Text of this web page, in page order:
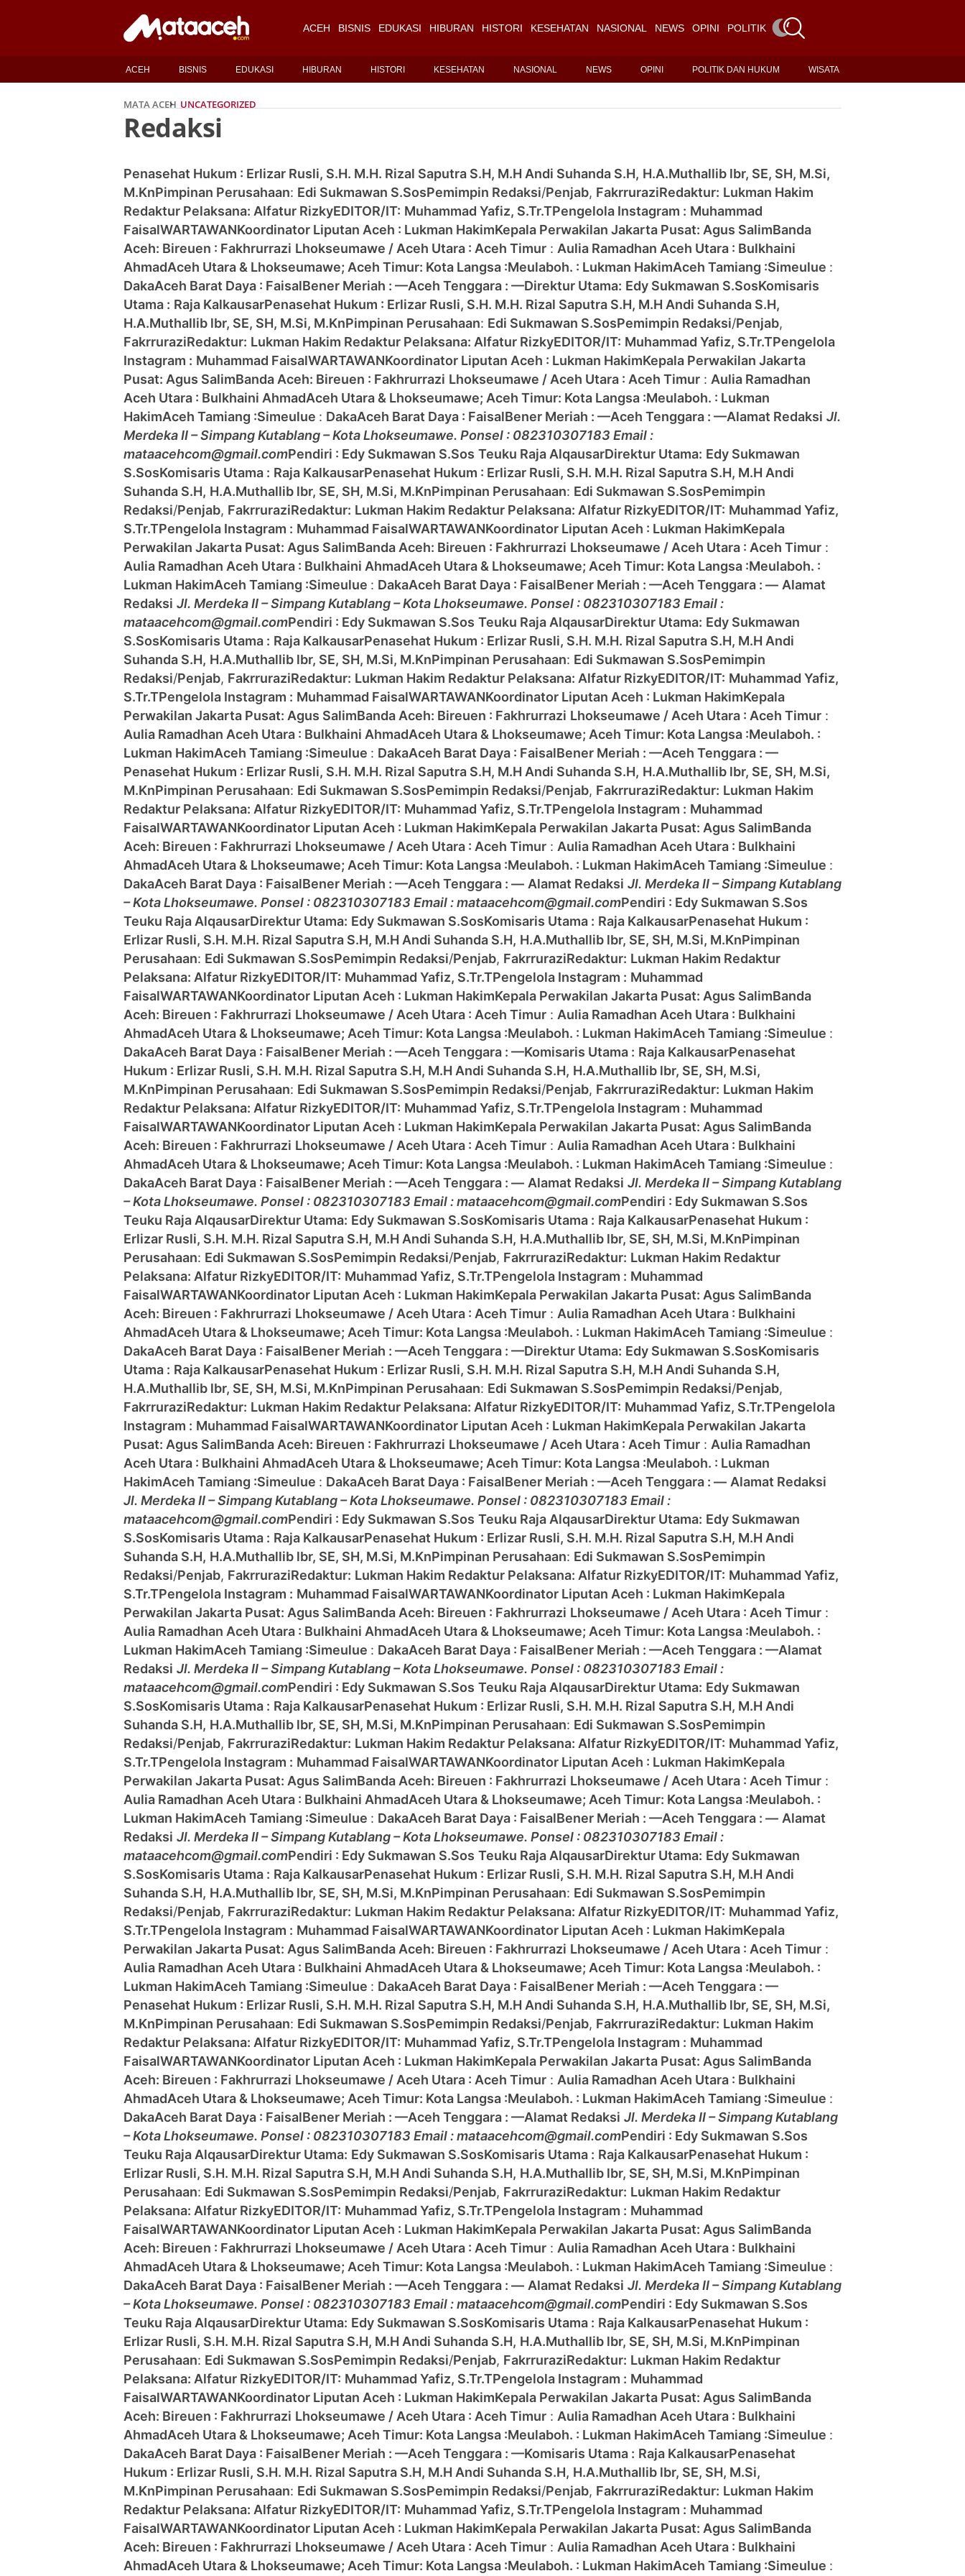
ACEH BISNIS EDUKASI HIBURAN HISTORI KESEHATAN NASIONAL NEWS OPINI POLITIK DAN HUKUM
ACEH BISNIS EDUKASI HIBURAN HISTORI KESEHATAN NASIONAL NEWS OPINI POLITIK DAN HUKUM WISATA
MATA ACEH UNCATEGORIZED
Redaksi
Penasehat Hukum : Erlizar Rusli, S.H. M.H. Rizal Saputra S.H, M.H Andi Suhanda S.H, H.A.Muthallib lbr, SE, SH, M.Si,
M.KnPimpinan Perusahaan: Edi Sukmawan S.SosPemimpin Redaksi/Penjab, FakrruraziRedaktur: Lukman Hakim
Redaktur Pelaksana: Alfatur RizkyEDITOR/IT: Muhammad Yafiz, S.Tr.TPengelola Instagram : Muhammad
FaisalWARTAWANKoordinator Liputan Aceh : Lukman HakimKepala Perwakilan Jakarta Pusat: Agus SalimBanda
Aceh: Bireuen : Fakhrurrazi Lhokseumawe / Aceh Utara : Aceh Timur : Aulia Ramadhan Aceh Utara : Bulkhaini
AhmadAceh Utara & Lhokseumawe; Aceh Timur: Kota Langsa :Meulaboh. : Lukman HakimAceh Tamiang :Simeulue :
DakaAceh Barat Daya : FaisalBener Meriah : —Aceh Tenggara : —Direktur Utama: Edy Sukmawan S.SosKomisaris
Utama : Raja KalkausarPenasehat Hukum : Erlizar Rusli, S.H. M.H. Rizal Saputra S.H, M.H Andi Suhanda S.H,
H.A.Muthallib lbr, SE, SH, M.Si, M.KnPimpinan Perusahaan: Edi Sukmawan S.SosPemimpin Redaksi/Penjab,
FakrruraziRedaktur: Lukman Hakim Redaktur Pelaksana: Alfatur RizkyEDITOR/IT: Muhammad Yafiz, S.Tr.TPengelola
Instagram : Muhammad FaisalWARTAWANKoordinator Liputan Aceh : Lukman HakimKepala Perwakilan Jakarta
Pusat: Agus SalimBanda Aceh: Bireuen : Fakhrurrazi Lhokseumawe / Aceh Utara : Aceh Timur : Aulia Ramadhan
Aceh Utara : Bulkhaini AhmadAceh Utara & Lhokseumawe; Aceh Timur: Kota Langsa :Meulaboh. : Lukman
HakimAceh Tamiang :Simeulue : DakaAceh Barat Daya : FaisalBener Meriah : —Aceh Tenggara : —Alamat Redaksi Jl.
Merdeka II – Simpang Kutablang – Kota Lhokseumawe. Ponsel : 082310307183 Email :
mataacehcom@gmail.comPendiri : Edy Sukmawan S.Sos Teuku Raja AlqausarDirektur Utama: Edy Sukmawan
S.SosKomisaris Utama : Raja KalkausarPenasehat Hukum : Erlizar Rusli, S.H. M.H. Rizal Saputra S.H, M.H Andi
Suhanda S.H, H.A.Muthallib lbr, SE, SH, M.Si, M.KnPimpinan Perusahaan: Edi Sukmawan S.SosPemimpin
Redaksi/Penjab, FakrruraziRedaktur: Lukman Hakim Redaktur Pelaksana: Alfatur RizkyEDITOR/IT: Muhammad Yafiz,
S.Tr.TPengelola Instagram : Muhammad FaisalWARTAWANKoordinator Liputan Aceh : Lukman HakimKepala
Perwakilan Jakarta Pusat: Agus SalimBanda Aceh: Bireuen : Fakhrurrazi Lhokseumawe / Aceh Utara : Aceh Timur :
Aulia Ramadhan Aceh Utara : Bulkhaini AhmadAceh Utara & Lhokseumawe; Aceh Timur: Kota Langsa :Meulaboh. :
Lukman HakimAceh Tamiang :Simeulue : DakaAceh Barat Daya : FaisalBener Meriah : —Aceh Tenggara : — Alamat
Redaksi Jl. Merdeka II – Simpang Kutablang – Kota Lhokseumawe. Ponsel : 082310307183 Email :
mataacehcom@gmail.comPendiri : Edy Sukmawan S.Sos Teuku Raja AlqausarDirektur Utama: Edy Sukmawan
S.SosKomisaris Utama : Raja KalkausarPenasehat Hukum : Erlizar Rusli, S.H. M.H. Rizal Saputra S.H, M.H Andi
Suhanda S.H, H.A.Muthallib lbr, SE, SH, M.Si, M.KnPimpinan Perusahaan: Edi Sukmawan S.SosPemimpin
Redaksi/Penjab, FakrruraziRedaktur: Lukman Hakim Redaktur Pelaksana: Alfatur RizkyEDITOR/IT: Muhammad Yafiz,
S.Tr.TPengelola Instagram : Muhammad FaisalWARTAWANKoordinator Liputan Aceh : Lukman HakimKepala
Perwakilan Jakarta Pusat: Agus SalimBanda Aceh: Bireuen : Fakhrurrazi Lhokseumawe / Aceh Utara : Aceh Timur :
Aulia Ramadhan Aceh Utara : Bulkhaini AhmadAceh Utara & Lhokseumawe; Aceh Timur: Kota Langsa :Meulaboh. :
Lukman HakimAceh Tamiang :Simeulue : DakaAceh Barat Daya : FaisalBener Meriah : —Aceh Tenggara : —
Penasehat Hukum : Erlizar Rusli, S.H. M.H. Rizal Saputra S.H, M.H Andi Suhanda S.H, H.A.Muthallib lbr, SE, SH, M.Si,
M.KnPimpinan Perusahaan: Edi Sukmawan S.SosPemimpin Redaksi/Penjab, FakrruraziRedaktur: Lukman Hakim
Redaktur Pelaksana: Alfatur RizkyEDITOR/IT: Muhammad Yafiz, S.Tr.TPengelola Instagram : Muhammad
FaisalWARTAWANKoordinator Liputan Aceh : Lukman HakimKepala Perwakilan Jakarta Pusat: Agus SalimBanda
Aceh: Bireuen : Fakhrurrazi Lhokseumawe / Aceh Utara : Aceh Timur : Aulia Ramadhan Aceh Utara : Bulkhaini
AhmadAceh Utara & Lhokseumawe; Aceh Timur: Kota Langsa :Meulaboh. : Lukman HakimAceh Tamiang :Simeulue :
DakaAceh Barat Daya : FaisalBener Meriah : —Aceh Tenggara : — Alamat Redaksi Jl. Merdeka II – Simpang Kutablang
– Kota Lhokseumawe. Ponsel : 082310307183 Email : mataacehcom@gmail.comPendiri : Edy Sukmawan S.Sos
Teuku Raja AlqausarDirektur Utama: Edy Sukmawan S.SosKomisaris Utama : Raja KalkausarPenasehat Hukum :
Erlizar Rusli, S.H. M.H. Rizal Saputra S.H, M.H Andi Suhanda S.H, H.A.Muthallib lbr, SE, SH, M.Si, M.KnPimpinan
Perusahaan: Edi Sukmawan S.SosPemimpin Redaksi/Penjab, FakrruraziRedaktur: Lukman Hakim Redaktur
Pelaksana: Alfatur RizkyEDITOR/IT: Muhammad Yafiz, S.Tr.TPengelola Instagram : Muhammad
FaisalWARTAWANKoordinator Liputan Aceh : Lukman HakimKepala Perwakilan Jakarta Pusat: Agus SalimBanda
Aceh: Bireuen : Fakhrurrazi Lhokseumawe / Aceh Utara : Aceh Timur : Aulia Ramadhan Aceh Utara : Bulkhaini
AhmadAceh Utara & Lhokseumawe; Aceh Timur: Kota Langsa :Meulaboh. : Lukman HakimAceh Tamiang :Simeulue :
DakaAceh Barat Daya : FaisalBener Meriah : —Aceh Tenggara : —Komisaris Utama : Raja KalkausarPenasehat
Hukum : Erlizar Rusli, S.H. M.H. Rizal Saputra S.H, M.H Andi Suhanda S.H, H.A.Muthallib lbr, SE, SH, M.Si,
M.KnPimpinan Perusahaan: Edi Sukmawan S.SosPemimpin Redaksi/Penjab, FakrruraziRedaktur: Lukman Hakim
Redaktur Pelaksana: Alfatur RizkyEDITOR/IT: Muhammad Yafiz, S.Tr.TPengelola Instagram : Muhammad
FaisalWARTAWANKoordinator Liputan Aceh : Lukman HakimKepala Perwakilan Jakarta Pusat: Agus SalimBanda
Aceh: Bireuen : Fakhrurrazi Lhokseumawe / Aceh Utara : Aceh Timur : Aulia Ramadhan Aceh Utara : Bulkhaini
AhmadAceh Utara & Lhokseumawe; Aceh Timur: Kota Langsa :Meulaboh. : Lukman HakimAceh Tamiang :Simeulue :
DakaAceh Barat Daya : FaisalBener Meriah : —Aceh Tenggara : — Alamat Redaksi Jl. Merdeka II – Simpang Kutablang
– Kota Lhokseumawe. Ponsel : 082310307183 Email : mataacehcom@gmail.comPendiri : Edy Sukmawan S.Sos
Teuku Raja AlqausarDirektur Utama: Edy Sukmawan S.SosKomisaris Utama : Raja KalkausarPenasehat Hukum :
Erlizar Rusli, S.H. M.H. Rizal Saputra S.H, M.H Andi Suhanda S.H, H.A.Muthallib lbr, SE, SH, M.Si, M.KnPimpinan
Perusahaan: Edi Sukmawan S.SosPemimpin Redaksi/Penjab, FakrruraziRedaktur: Lukman Hakim Redaktur
Pelaksana: Alfatur RizkyEDITOR/IT: Muhammad Yafiz, S.Tr.TPengelola Instagram : Muhammad
FaisalWARTAWANKoordinator Liputan Aceh : Lukman HakimKepala Perwakilan Jakarta Pusat: Agus SalimBanda
Aceh: Bireuen : Fakhrurrazi Lhokseumawe / Aceh Utara : Aceh Timur : Aulia Ramadhan Aceh Utara : Bulkhaini
AhmadAceh Utara & Lhokseumawe; Aceh Timur: Kota Langsa :Meulaboh. : Lukman HakimAceh Tamiang :Simeulue :
DakaAceh Barat Daya : FaisalBener Meriah : —Aceh Tenggara : —Direktur Utama: Edy Sukmawan S.SosKomisaris
Utama : Raja KalkausarPenasehat Hukum : Erlizar Rusli, S.H. M.H. Rizal Saputra S.H, M.H Andi Suhanda S.H,
H.A.Muthallib lbr, SE, SH, M.Si, M.KnPimpinan Perusahaan: Edi Sukmawan S.SosPemimpin Redaksi/Penjab,
FakrruraziRedaktur: Lukman Hakim Redaktur Pelaksana: Alfatur RizkyEDITOR/IT: Muhammad Yafiz, S.Tr.TPengelola
Instagram : Muhammad FaisalWARTAWANKoordinator Liputan Aceh : Lukman HakimKepala Perwakilan Jakarta
Pusat: Agus SalimBanda Aceh: Bireuen : Fakhrurrazi Lhokseumawe / Aceh Utara : Aceh Timur : Aulia Ramadhan
Aceh Utara : Bulkhaini AhmadAceh Utara & Lhokseumawe; Aceh Timur: Kota Langsa :Meulaboh. : Lukman
HakimAceh Tamiang :Simeulue : DakaAceh Barat Daya : FaisalBener Meriah : —Aceh Tenggara : — Alamat Redaksi
Jl. Merdeka II – Simpang Kutablang – Kota Lhokseumawe. Ponsel : 082310307183 Email :
mataacehcom@gmail.comPendiri : Edy Sukmawan S.Sos Teuku Raja AlqausarDirektur Utama: Edy Sukmawan
S.SosKomisaris Utama : Raja KalkausarPenasehat Hukum : Erlizar Rusli, S.H. M.H. Rizal Saputra S.H, M.H Andi
Suhanda S.H, H.A.Muthallib lbr, SE, SH, M.Si, M.KnPimpinan Perusahaan: Edi Sukmawan S.SosPemimpin
Redaksi/Penjab, FakrruraziRedaktur: Lukman Hakim Redaktur Pelaksana: Alfatur RizkyEDITOR/IT: Muhammad Yafiz,
S.Tr.TPengelola Instagram : Muhammad FaisalWARTAWANKoordinator Liputan Aceh : Lukman HakimKepala
Perwakilan Jakarta Pusat: Agus SalimBanda Aceh: Bireuen : Fakhrurrazi Lhokseumawe / Aceh Utara : Aceh Timur :
Aulia Ramadhan Aceh Utara : Bulkhaini AhmadAceh Utara & Lhokseumawe; Aceh Timur: Kota Langsa :Meulaboh. :
Lukman HakimAceh Tamiang :Simeulue : DakaAceh Barat Daya : FaisalBener Meriah : —Aceh Tenggara : —Alamat
Redaksi Jl. Merdeka II – Simpang Kutablang – Kota Lhokseumawe. Ponsel : 082310307183 Email :
mataacehcom@gmail.comPendiri : Edy Sukmawan S.Sos Teuku Raja AlqausarDirektur Utama: Edy Sukmawan
S.SosKomisaris Utama : Raja KalkausarPenasehat Hukum : Erlizar Rusli, S.H. M.H. Rizal Saputra S.H, M.H Andi
Suhanda S.H, H.A.Muthallib lbr, SE, SH, M.Si, M.KnPimpinan Perusahaan: Edi Sukmawan S.SosPemimpin
Redaksi/Penjab, FakrruraziRedaktur: Lukman Hakim Redaktur Pelaksana: Alfatur RizkyEDITOR/IT: Muhammad Yafiz,
S.Tr.TPengelola Instagram : Muhammad FaisalWARTAWANKoordinator Liputan Aceh : Lukman HakimKepala
Perwakilan Jakarta Pusat: Agus SalimBanda Aceh: Bireuen : Fakhrurrazi Lhokseumawe / Aceh Utara : Aceh Timur :
Aulia Ramadhan Aceh Utara : Bulkhaini AhmadAceh Utara & Lhokseumawe; Aceh Timur: Kota Langsa :Meulaboh. :
Lukman HakimAceh Tamiang :Simeulue : DakaAceh Barat Daya : FaisalBener Meriah : —Aceh Tenggara : — Alamat
Redaksi Jl. Merdeka II – Simpang Kutablang – Kota Lhokseumawe. Ponsel : 082310307183 Email :
mataacehcom@gmail.comPendiri : Edy Sukmawan S.Sos Teuku Raja AlqausarDirektur Utama: Edy Sukmawan
S.SosKomisaris Utama : Raja KalkausarPenasehat Hukum : Erlizar Rusli, S.H. M.H. Rizal Saputra S.H, M.H Andi
Suhanda S.H, H.A.Muthallib lbr, SE, SH, M.Si, M.KnPimpinan Perusahaan: Edi Sukmawan S.SosPemimpin
Redaksi/Penjab, FakrruraziRedaktur: Lukman Hakim Redaktur Pelaksana: Alfatur RizkyEDITOR/IT: Muhammad Yafiz,
S.Tr.TPengelola Instagram : Muhammad FaisalWARTAWANKoordinator Liputan Aceh : Lukman HakimKepala
Perwakilan Jakarta Pusat: Agus SalimBanda Aceh: Bireuen : Fakhrurrazi Lhokseumawe / Aceh Utara : Aceh Timur :
Aulia Ramadhan Aceh Utara : Bulkhaini AhmadAceh Utara & Lhokseumawe; Aceh Timur: Kota Langsa :Meulaboh. :
Lukman HakimAceh Tamiang :Simeulue : DakaAceh Barat Daya : FaisalBener Meriah : —Aceh Tenggara : —
Penasehat Hukum : Erlizar Rusli, S.H. M.H. Rizal Saputra S.H, M.H Andi Suhanda S.H, H.A.Muthallib lbr, SE, SH, M.Si,
M.KnPimpinan Perusahaan: Edi Sukmawan S.SosPemimpin Redaksi/Penjab, FakrruraziRedaktur: Lukman Hakim
Redaktur Pelaksana: Alfatur RizkyEDITOR/IT: Muhammad Yafiz, S.Tr.TPengelola Instagram : Muhammad
FaisalWARTAWANKoordinator Liputan Aceh : Lukman HakimKepala Perwakilan Jakarta Pusat: Agus SalimBanda
Aceh: Bireuen : Fakhrurrazi Lhokseumawe / Aceh Utara : Aceh Timur : Aulia Ramadhan Aceh Utara : Bulkhaini
AhmadAceh Utara & Lhokseumawe; Aceh Timur: Kota Langsa :Meulaboh. : Lukman HakimAceh Tamiang :Simeulue :
DakaAceh Barat Daya : FaisalBener Meriah : —Aceh Tenggara : —Alamat Redaksi Jl. Merdeka II – Simpang Kutablang
– Kota Lhokseumawe. Ponsel : 082310307183 Email : mataacehcom@gmail.comPendiri : Edy Sukmawan S.Sos
Teuku Raja AlqausarDirektur Utama: Edy Sukmawan S.SosKomisaris Utama : Raja KalkausarPenasehat Hukum :
Erlizar Rusli, S.H. M.H. Rizal Saputra S.H, M.H Andi Suhanda S.H, H.A.Muthallib lbr, SE, SH, M.Si, M.KnPimpinan
Perusahaan: Edi Sukmawan S.SosPemimpin Redaksi/Penjab, FakrruraziRedaktur: Lukman Hakim Redaktur
Pelaksana: Alfatur RizkyEDITOR/IT: Muhammad Yafiz, S.Tr.TPengelola Instagram : Muhammad
FaisalWARTAWANKoordinator Liputan Aceh : Lukman HakimKepala Perwakilan Jakarta Pusat: Agus SalimBanda
Aceh: Bireuen : Fakhrurrazi Lhokseumawe / Aceh Utara : Aceh Timur : Aulia Ramadhan Aceh Utara : Bulkhaini
AhmadAceh Utara & Lhokseumawe; Aceh Timur: Kota Langsa :Meulaboh. : Lukman HakimAceh Tamiang :Simeulue :
DakaAceh Barat Daya : FaisalBener Meriah : —Aceh Tenggara : — Alamat Redaksi Jl. Merdeka II – Simpang Kutablang
– Kota Lhokseumawe. Ponsel : 082310307183 Email : mataacehcom@gmail.comPendiri : Edy Sukmawan S.Sos
Teuku Raja AlqausarDirektur Utama: Edy Sukmawan S.SosKomisaris Utama : Raja KalkausarPenasehat Hukum :
Erlizar Rusli, S.H. M.H. Rizal Saputra S.H, M.H Andi Suhanda S.H, H.A.Muthallib lbr, SE, SH, M.Si, M.KnPimpinan
Perusahaan: Edi Sukmawan S.SosPemimpin Redaksi/Penjab, FakrruraziRedaktur: Lukman Hakim Redaktur
Pelaksana: Alfatur RizkyEDITOR/IT: Muhammad Yafiz, S.Tr.TPengelola Instagram : Muhammad
FaisalWARTAWANKoordinator Liputan Aceh : Lukman HakimKepala Perwakilan Jakarta Pusat: Agus SalimBanda
Aceh: Bireuen : Fakhrurrazi Lhokseumawe / Aceh Utara : Aceh Timur : Aulia Ramadhan Aceh Utara : Bulkhaini
AhmadAceh Utara & Lhokseumawe; Aceh Timur: Kota Langsa :Meulaboh. : Lukman HakimAceh Tamiang :Simeulue :
DakaAceh Barat Daya : FaisalBener Meriah : —Aceh Tenggara : —Komisaris Utama : Raja KalkausarPenasehat
Hukum : Erlizar Rusli, S.H. M.H. Rizal Saputra S.H, M.H Andi Suhanda S.H, H.A.Muthallib lbr, SE, SH, M.Si,
M.KnPimpinan Perusahaan: Edi Sukmawan S.SosPemimpin Redaksi/Penjab, FakrruraziRedaktur: Lukman Hakim
Redaktur Pelaksana: Alfatur RizkyEDITOR/IT: Muhammad Yafiz, S.Tr.TPengelola Instagram : Muhammad
FaisalWARTAWANKoordinator Liputan Aceh : Lukman HakimKepala Perwakilan Jakarta Pusat: Agus SalimBanda
Aceh: Bireuen : Fakhrurrazi Lhokseumawe / Aceh Utara : Aceh Timur : Aulia Ramadhan Aceh Utara : Bulkhaini
AhmadAceh Utara & Lhokseumawe; Aceh Timur: Kota Langsa :Meulaboh. : Lukman HakimAceh Tamiang :Simeulue :